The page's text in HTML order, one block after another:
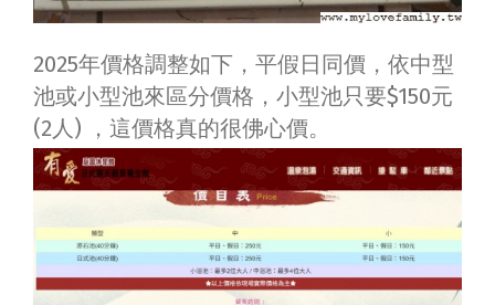
2025年價格調整如下，平假日同價，依中型
池或小型池來區分價格，小型池只要$150元
(2人) ，這價格真的很佛心價。